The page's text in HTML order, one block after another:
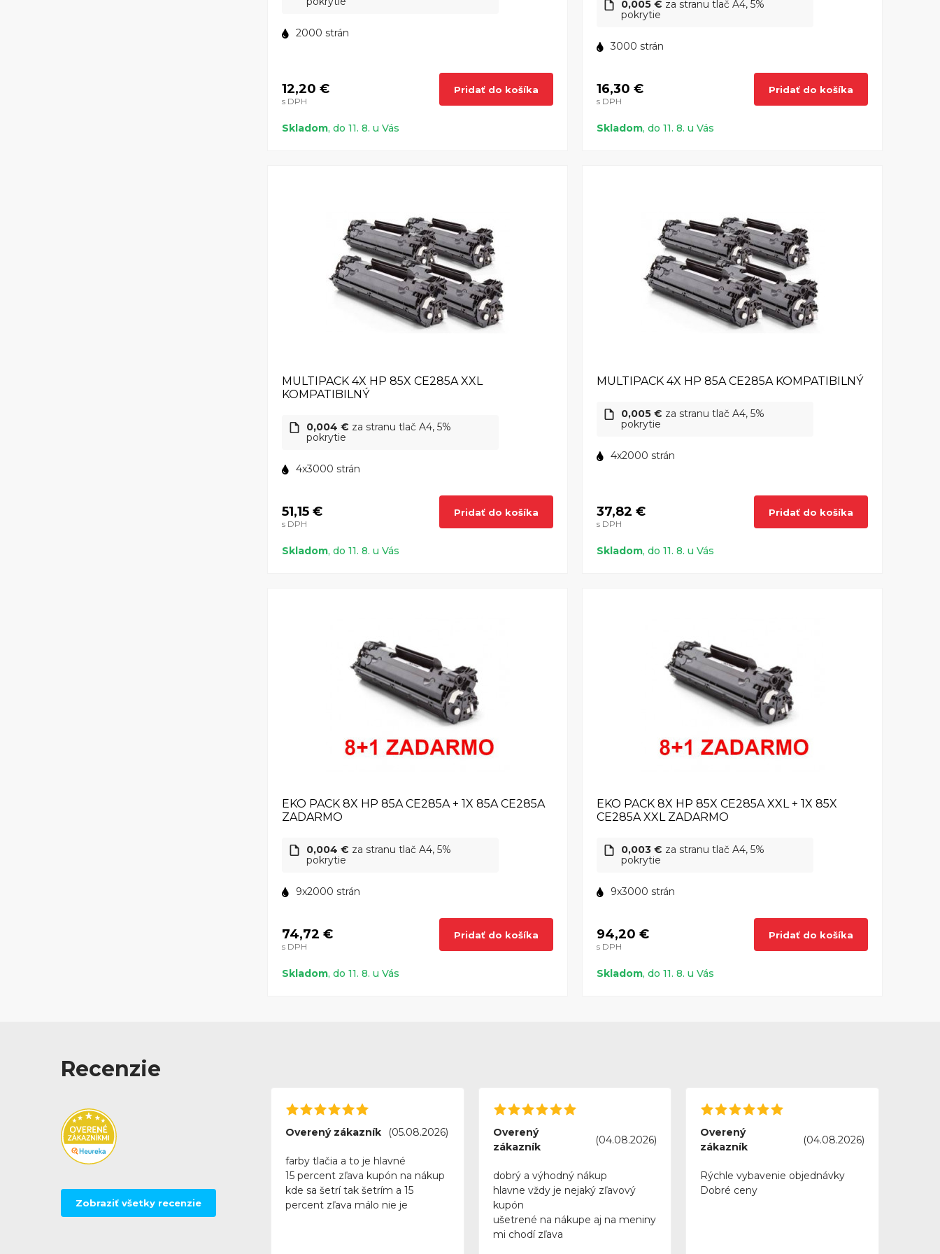
2000 strán
12,20 €
s DPH
Pridať do košíka
Skladom, do 11. 8. u Vás
0,005 € za stranu tlač A4, 5%
pokrytie
3000 strán
16,30 €
s DPH
Pridať do košíka
Skladom, do 11. 8. u Vás
MULTIPACK 4X HP 85X CE285A XXL
KOMPATIBILNÝ
0,004 € za stranu tlač A4, 5%
pokrytie
4x3000 strán
51,15 €
s DPH
Pridať do košíka
Skladom, do 11. 8. u Vás
MULTIPACK 4X HP 85A CE285A KOMPATIBILNÝ
0,005 € za stranu tlač A4, 5%
pokrytie
4x2000 strán
37,82 €
s DPH
Pridať do košíka
Skladom, do 11. 8. u Vás
EKO PACK 8X HP 85A CE285A + 1X 85A CE285A
ZADARMO
0,004 € za stranu tlač A4, 5%
pokrytie
9x2000 strán
74,72 €
s DPH
Pridať do košíka
Skladom, do 11. 8. u Vás
EKO PACK 8X HP 85X CE285A XXL + 1X 85X
CE285A XXL ZADARMO
0,003 € za stranu tlač A4, 5%
pokrytie
9x3000 strán
94,20 €
s DPH
Pridať do košíka
Skladom, do 11. 8. u Vás
Recenzie
Zobraziť všetky recenzie
Overený zákazník (05.08.2026)
farby tlačia a to je hlavné
15 percent zľava kupón na nákup
kde sa šetrí tak šetrím a 15
percent zľava málo nie je
Overený
zákazník
(04.08.2026)
dobrý a výhodný nákup
hlavne vždy je nejaký zľavový
kupón
ušetrené na nákupe aj na meniny
mi chodí zľava
Overený
zákazník
(04.08.2026)
Rýchle vybavenie objednávky
Dobré ceny